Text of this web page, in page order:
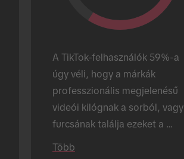
A TikTok-felhasználók 59%-a
úgy véli, hogy a márkák
professzionális megjelenésű
videói kilógnak a sorból, vagy
furcsának találja ezeket a
Több